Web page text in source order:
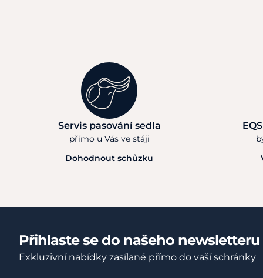
Servis pasování sedla
přímo u Vás ve stáji
Dohodnout schůzku
Přihlaste se do našeho newsletteru
Exkluzivní nabídky zasílané přímo do vaší schránky